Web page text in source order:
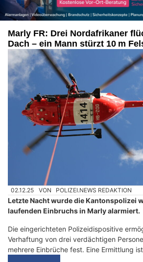
Marly FR: Drei Nordafrikaner
Dach – ein Mann stürzt 10 m
02.12.25 VON POLIZEI.NEWS REDAKTION
Letzte Nacht wurde die Kantonspolizei
laufenden Einbruchs in Marly alarmiert.
Die eingerichteten Polizeidispositive
Verhaftung von drei verdächtigen
mehrere Einbrüche fest. Eine Ermittlung